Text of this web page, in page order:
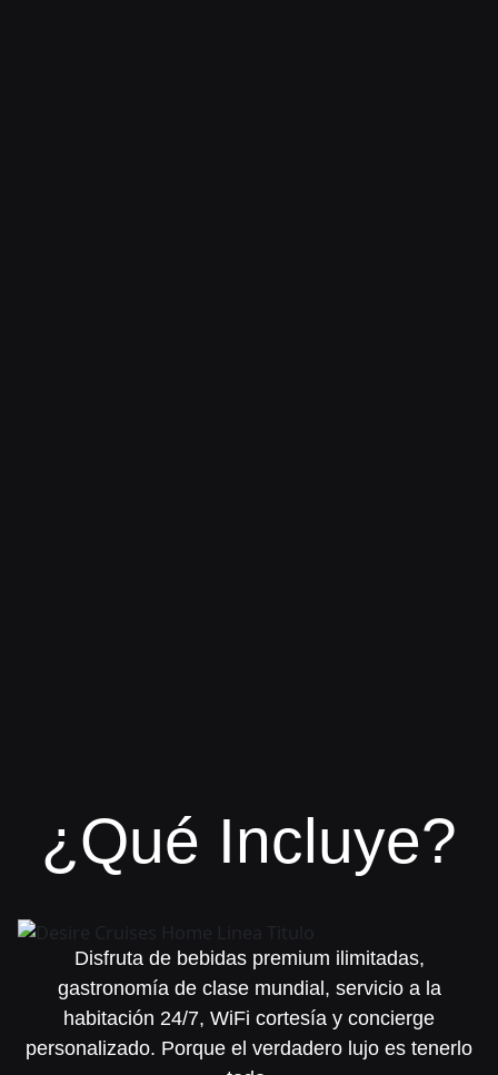
¿Qué Incluye?
Disfruta de bebidas premium ilimitadas,
gastronomía de clase mundial, servicio a la
habitación 24/7, WiFi cortesía y concierge
personalizado. Porque el verdadero lujo es tenerlo